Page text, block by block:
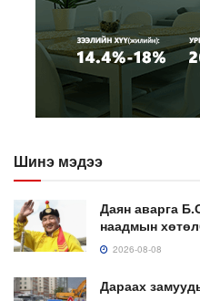
Шинэ мэдээ
Даян аварга
наадмын
2026-08-08
Дараах